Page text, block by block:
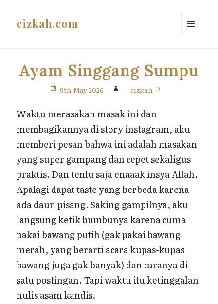
cizkah.com
Ayam Singgang Sumpu
9th May 2026 —cizkah
Waktu merasakan masak ini dan
membagikannya di story instagram, aku
memberi pesan bahwa ini adalah masakan
yang super gampang dan cepet sekaligus
praktis. Dan tentu saja enaaak insya Allah.
Apalagi dapat taste yang berbeda karena
ada daun pisang. Saking gampilnya, aku
langsung ketik bumbunya karena cuma
pakai bawang putih (gak pakai bawang
merah, yang berarti acara kupas-kupas
bawang juga gak banyak) dan caranya di
satu postingan. Tapi waktu itu ketinggalan
nulis asam kandis.